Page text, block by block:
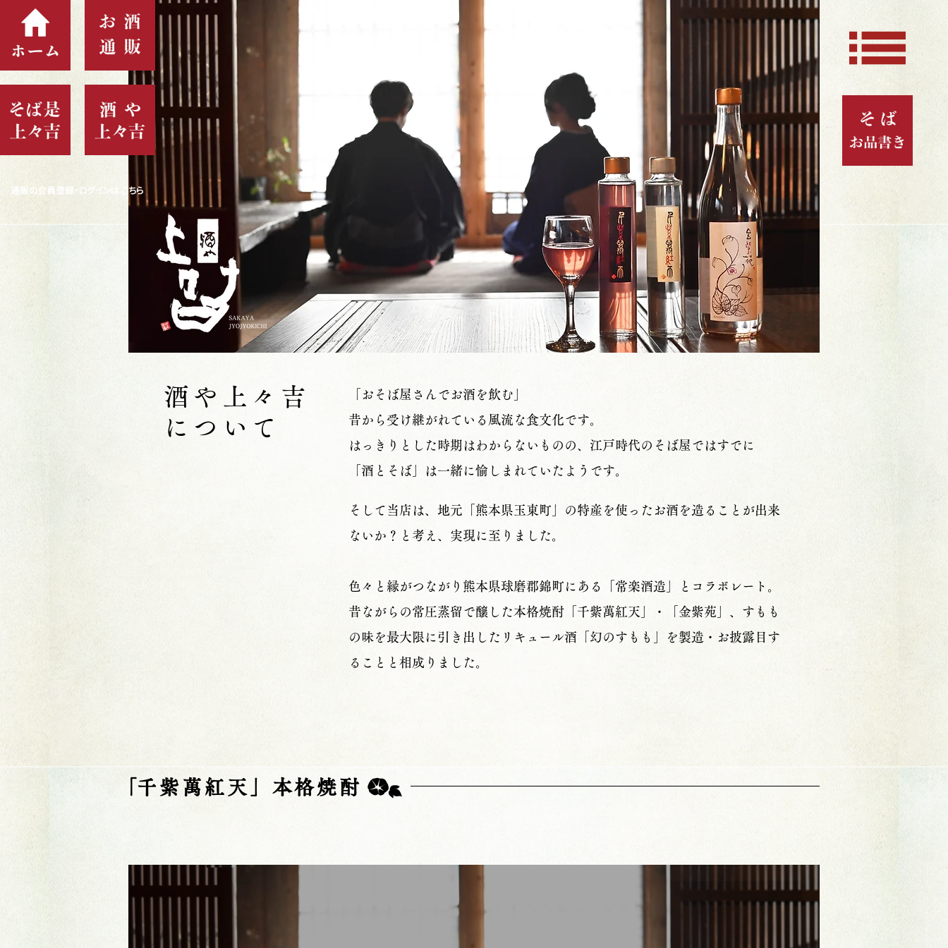
通販の会員登録・ログインは こちら
酒や上々吉
について
「おそば屋さんでお酒を飲む」
昔から受け継がれている風流な食文化です。
はっきりとした時期はわからないものの、江戸時代のそば屋ではすでに
「酒とそば」は一緒に愉しまれていたようです。​​
そして当店は、地元「熊本県玉東町」の特産を使ったお酒を造ることが出来
ないか？と考え、実現に至りました。
色々と縁がつながり熊本県球磨郡錦町にある「常楽酒造」とコラボレート。
昔ながらの常圧蒸留で醸した本格焼酎「千紫萬紅天」・「金紫苑」、すもも
の味を最大限に引き出したリキュール酒「幻のすもも」を製造・お披露目す
ることと相成りました。
​「千紫萬紅天」本格焼酎